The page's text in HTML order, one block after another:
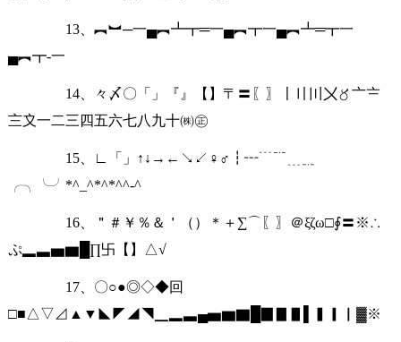
13、︻︼─一▄︻┻┳═一▄︻┳一▄︻┻═┳一
▄︻┳-一
14、々〆〇「」『』【】〒〓〖〗〡〢〣〤〥〦〧
〨〩一二三四五六七八九十㈱㊣
15、∟「」↑↓→←↘↙♀♂┇┅﹉﹊﹍﹎
╭╮╰╯*^_^*^*^^-^
16、＂＃￥％＆＇（）＊＋∑⌒〖〗＠ξζω□∮〓※∴
ぷ▂▃▅▆█∏卐【】△√
17、〇○●◎◇◆回
□■△▽⊿▲▼◣◤◢◥▁▂▃▄▅▆▇█▉▊▋▌▍▎▏▓※